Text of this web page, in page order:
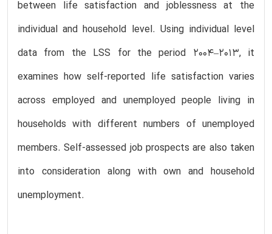
between life satisfaction and joblessness at the
individual and household level. Using individual level
data from the LSS for the period 2004–2013, it
examines how self-reported life satisfaction varies
across employed and unemployed people living in
households with different numbers of unemployed
members. Self-assessed job prospects are also taken
into consideration along with own and household
unemployment.